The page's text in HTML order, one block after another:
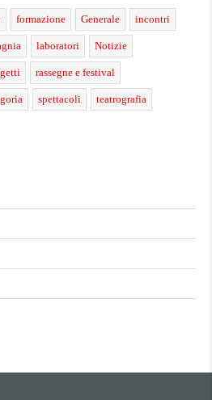
formazione Generale incontri
laboratori Notizie
rassegne e festival
spettacoli teatrografia